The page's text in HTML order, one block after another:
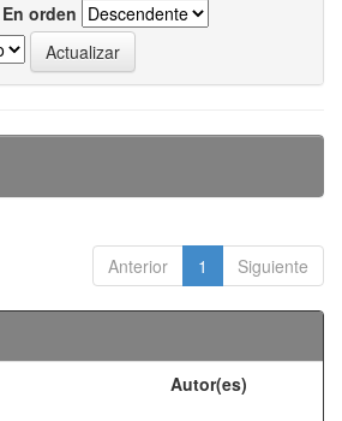
En orden
Anterior 1 Siguiente
Autor(es)